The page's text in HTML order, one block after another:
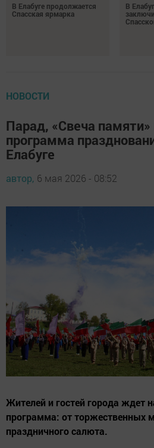
В Елабуге продолжается
Спасская ярмарка
В
НОВОСТИ
Парад, «Свеча
программа
Елабуге
автор, 6 мая 2026 - 08:52
Жителей и гостей города ждет
программа: от торжественных
праздничного салюта.